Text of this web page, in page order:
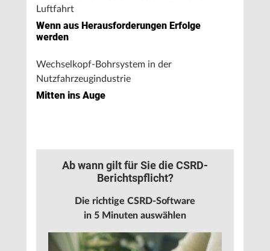
Luftfahrt
Wenn aus Herausforderungen Erfolge
werden
Wechselkopf-Bohrsystem in der
Nutzfahrzeugindustrie
Mitten ins Auge
Ab wann gilt für Sie die CSRD-
Berichtspflicht?
Die richtige CSRD-Software
in 5 Minuten auswählen